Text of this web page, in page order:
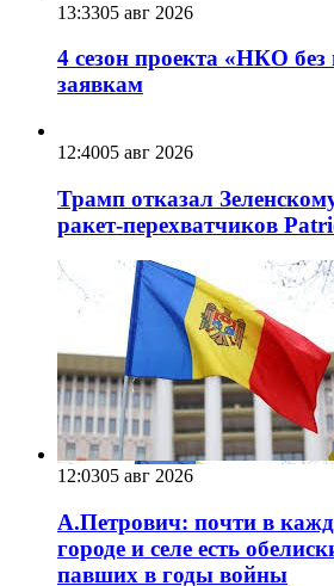
13:3305 авг 2026
4 сезон проекта «НКО
заявкам
12:4005 авг 2026
Трамп отказал
ракет-перехватчиков
12:0305 авг 2026
А.Петрович: почти в
городе и селе есть
павших в годы войны